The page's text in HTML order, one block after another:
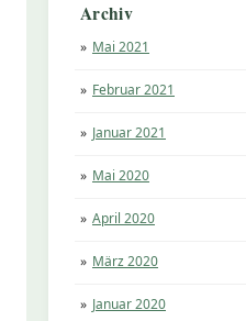
Archiv
Mai 2021
Februar 2021
Januar 2021
Mai 2020
April 2020
März 2020
Januar 2020